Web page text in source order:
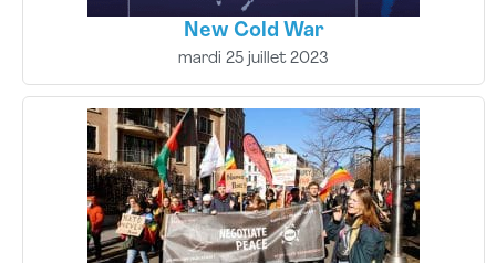
New Cold War
mardi 25 juillet 2023